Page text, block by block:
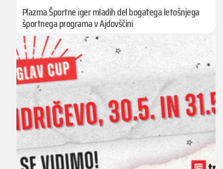
Plazma Športne iger mladih del bogatega letošnjega
športnega programa v Ajdovščini